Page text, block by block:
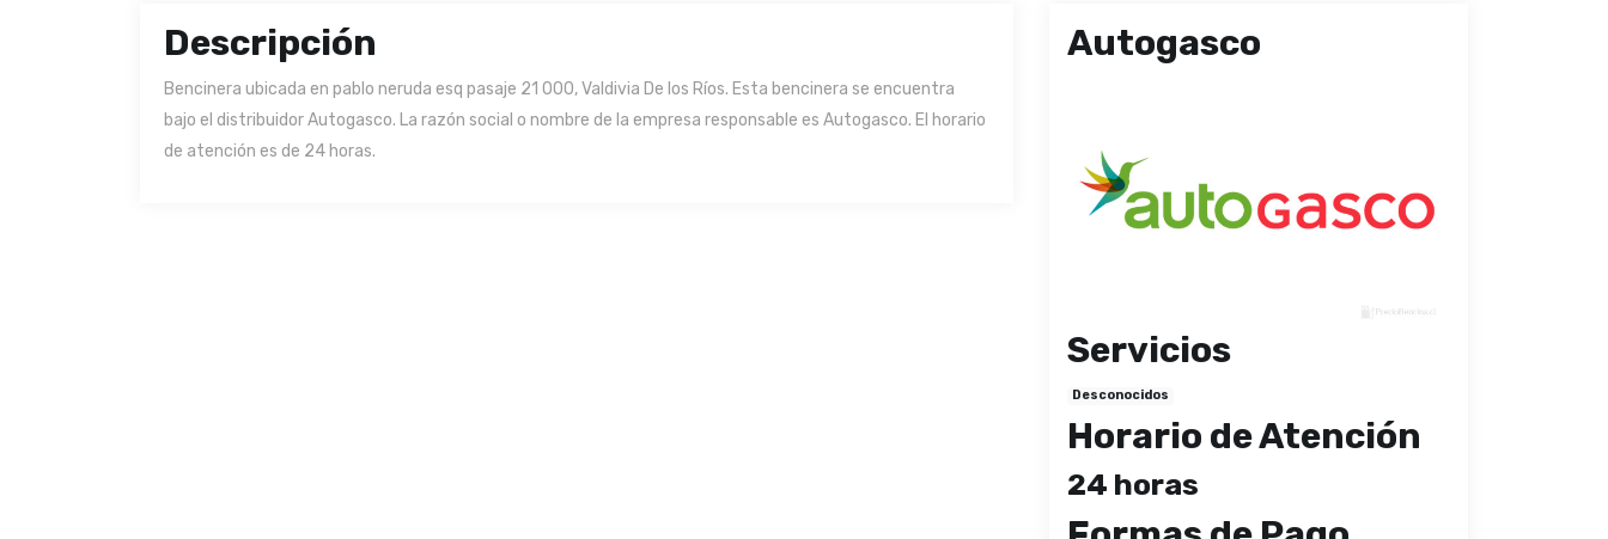
Descripción
Bencinera ubicada en pablo neruda esq pasaje 21 000, Valdivia De los Ríos. Esta bencinera se encuentra
bajo el distribuidor Autogasco. La razón social o nombre de la empresa responsable es Autogasco. El horario
de atención es de 24 horas.
Autogasco
Servicios
Desconocidos
Horario de Atención
24 horas